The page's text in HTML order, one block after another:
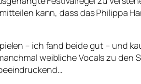
kann, dass das Philippa
– ich fand beide gut – und
weibliche Vocals zu den